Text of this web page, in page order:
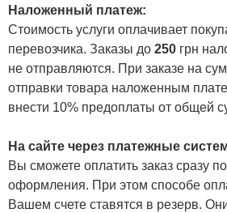
Наложенный платеж:
Стоимость услуги оплачивает
перевозчика. Заказы до 250 грн
не отправляются. При заказе на
отправки товара наложенным
внести 10% предоплаты от общей
На сайте через платежные
Вы сможете оплатить заказ сразу
оформления. При этом способе
Вашем счете ставятся в резерв.